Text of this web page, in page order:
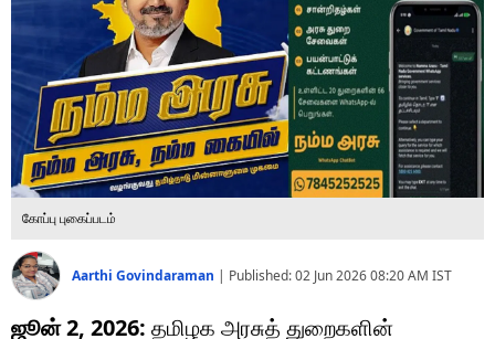
ஷார்ட் வீடியோஸ்
வலை கதைகள்
போட்டோ கேலரி
கோப்பு புகைப்படம்
Aarthi Govindaraman | Published:02 Jun 2026 08:20 AM IST
ஜூன் 2, 2026: தமிழக அரசுத் துறைகளின்